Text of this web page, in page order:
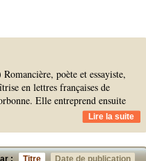
poète et essayiste,
en lettres françaises de
Elle entreprend ensuite
Lire la suite
: Titre Date de publication